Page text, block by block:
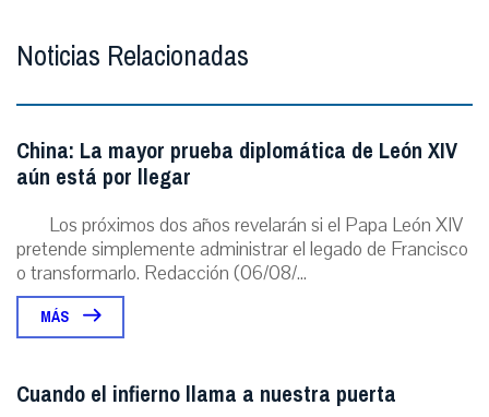
Noticias Relacionadas
China: La mayor prueba diplomática de León XIV
aún está por llegar
Los próximos dos años revelarán si el Papa León XIV
pretende simplemente administrar el legado de Francisco
o transformarlo. Redacción (06/08/...
MÁS
Cuando el infierno llama a nuestra puerta